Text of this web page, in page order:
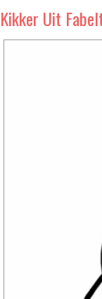
Kikker Uit